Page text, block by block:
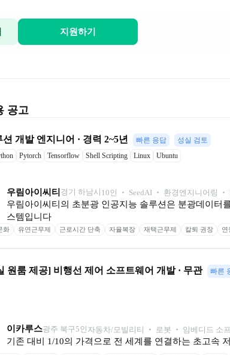
지원하기
공고
개발 엔지니어 · 경력 2~5년 빠른 응답
성실 검토
Pytorch Tensorflow Shell Scripting Linux Ubuntu
우림아이씨티 경기 하남시 10인 ‧ SeedAI ‧ 환경엔지니어링 ‧
우림아이씨티의 초분광 인공지능 솔루션은 분광데이터
스템입니다
화 유연근무제 근로시간 단축 자율복장 재택근무제 칼퇴 권장 연
원룸 제공] 비행선 제어 소프트웨어 개발 · 무관 빠른
이카루스광주 북구5인 자동차/모빌리티 ‧ 로봇 ‧ 임베디드 소
기존 대비 1/10의 가격으로 전 세계를 연결하는 초고속